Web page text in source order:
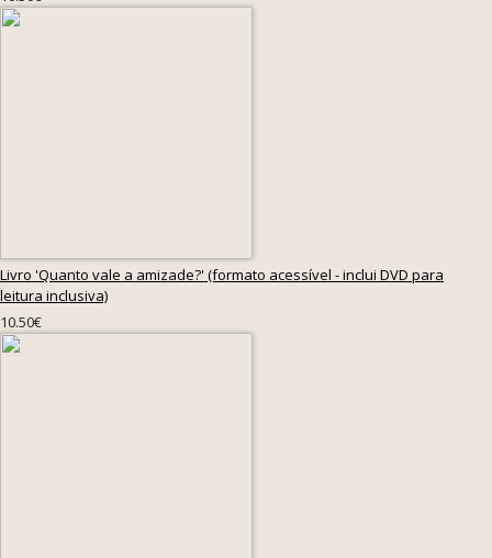
Livro 'Quanto vale a amizade?' (formato acessível - inclui DVD para
leitura inclusiva)
10.50€